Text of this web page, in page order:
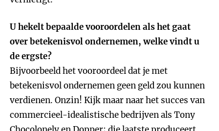
U hekelt bepaalde vooroordelen als het gaat
over betekenisvol ondernemen, welke vindt u
de ergste?
Bijvoorbeeld het vooroordeel dat je met
betekenisvol ondernemen geen geld zou kunnen
verdienen. Onzin! Kijk maar naar het succes van
commercieel-idealistische bedrijven als Tony